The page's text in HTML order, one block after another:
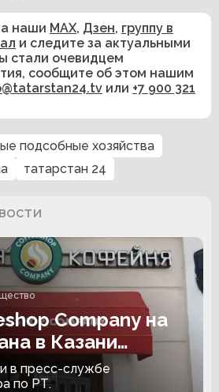
наши MAX, Дзен, группу в
и следите за актуальными
стали очевидцем
сообщите об этом нашим
или +7 900 321
подсобные хозяйства
татарстан 24
Company на
в Казани
суток
в пресс-службе
по РТ.